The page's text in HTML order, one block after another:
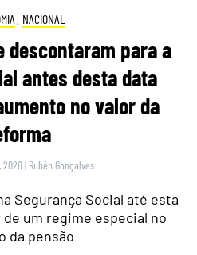
, NACIONAL
descontaram para a
antes desta data
no valor da
2026 | Rubén Gonçalves
Segurança Social até esta
um regime especial no
da pensão